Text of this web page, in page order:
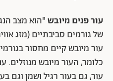
עור פנים מיובש"הוא מצב
של גורמים סביבתיים (מזג
עור מיובש קיים מחסור
כלומר, העור מיובש מנוזלים.
עור, גם בעור רגיל ושמן וגם